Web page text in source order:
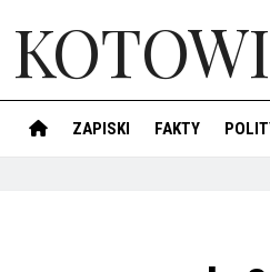
ZAPISKI FAKTY